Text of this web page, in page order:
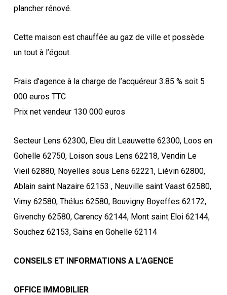
plancher rénové.
Cette maison est chauffée au gaz de ville et possède
un tout à l’égout.
Frais d’agence à la charge de l’acquéreur 3.85 % soit 5
000 euros TTC
Prix net vendeur 130 000 euros
Secteur Lens 62300, Eleu dit Leauwette 62300, Loos en
Gohelle 62750, Loison sous Lens 62218, Vendin Le
Vieil 62880, Noyelles sous Lens 62221, Liévin 62800,
Ablain saint Nazaire 62153 , Neuville saint Vaast 62580,
Vimy 62580, Thélus 62580, Bouvigny Boyeffes 62172,
Givenchy 62580, Carency 62144, Mont saint Eloi 62144,
Souchez 62153, Sains en Gohelle 62114
CONSEILS ET INFORMATIONS A L’AGENCE
OFFICE IMMOBILIER